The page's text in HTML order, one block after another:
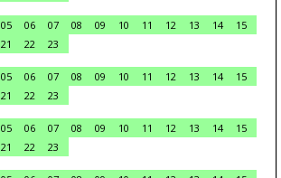
05 06 07 08 09 10 11 12 13 14
15
21 22
23
05 06 07 08 09 10 11 12 13 14
15
21 22
23
05 06 07 08 09 10 11 12 13 14
15
21 22
23